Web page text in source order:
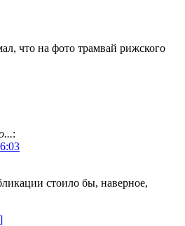
что на фото трамвай рижского
:
стоило бы, наверное,